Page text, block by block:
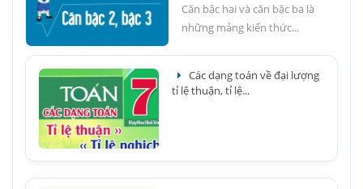
Căn bậc hai và căn bậc ba là
những mảng kiến thức...
Các dạng toán về đại lượng
tỉ lệ thuận, tỉ lệ...